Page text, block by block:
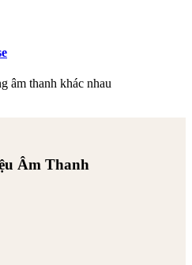
âm thanh khác nhau
Âm Thanh